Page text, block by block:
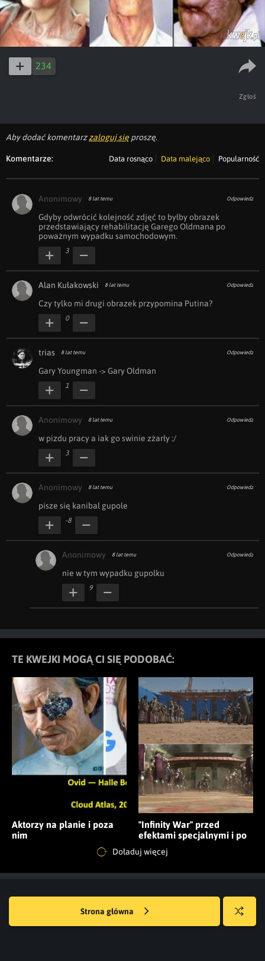
234
Zgłoś
Aby dodać komentarzzaloguj się proszę.
Komentarze: Data rosnąco Data malejąco Popularność
Anonimowy 8 lat temu Odpowiedz
Gdyby odwrócić kolejność zdjęć to byłby obrazek
przedstawiający rehabilitację Garego Oldmana po
poważnym wypadku samochodowym.
3
Alan Kułakowski 8 lat temu Odpowiedz
Czy tylko mi drugi obrazek przypomina Putina?
0
trias 8 lat temu Odpowiedz
Gary Youngman -> Gary Oldman
1
Anonimowy 8 lat temu Odpowiedz
w pizdu pracy a iak go swinie zżarły :/
3
Anonimowy 8 lat temu Odpowiedz
pisze się kanibal gupole
-8
Anonimowy 8 lat temu Odpowiedz
nie w tym wypadku gupolku
9
TE KWEJKI MOGĄ CI SIĘ PODOBAĆ:
Aktorzy na planie i poza
nim
"Infinity War" przed
efektami specjalnymi i po
Doładuj więcej
Strona główna